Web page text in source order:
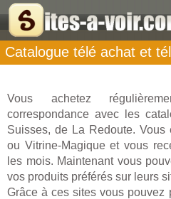
Catalogue télé achat et
Vous achetez
correspondance avec les
Suisses, de La Redoute.
ou Vitrine-Magique et vous
les mois. Maintenant vous
vos produits préférés sur leurs
Grâce à ces sites vous pouvez